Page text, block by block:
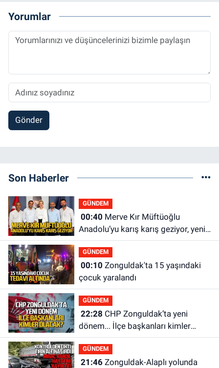
Yorumlar
Gönder
Son Haberler
GÜNDEM
00:40
Anadolu’yu karış karış geziyor, yeni
yapılanmaları şekillendiriyor
GÜNDEM
00:10
çocuk yaralandı
GÜNDEM
22:28
dönem... İlçe başkanları kimler
olacak?
GÜNDEM
21:46Zonguldak-Alaplı yolunda